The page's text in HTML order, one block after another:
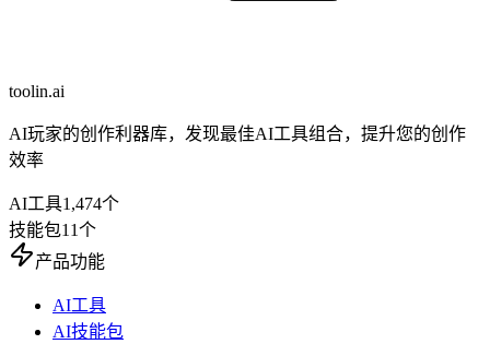
toolin.ai
AI玩家的创作利器库，发现最佳AI工具组合，提升您的创作
效率
AI工具1,474个
技能包11个
产品功能
AI工具
AI技能包